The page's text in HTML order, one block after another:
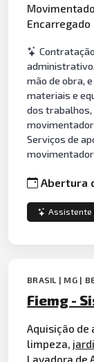
Encarregado
mão de obra,
materiais e
dos
Serviços de
Abertura
Assistente
BRASIL | MG |
Fiemg -
Aquisição de
limpeza,
Lavadora de